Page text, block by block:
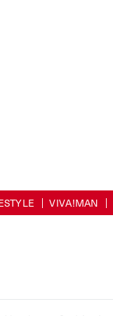
VIVA!MAN